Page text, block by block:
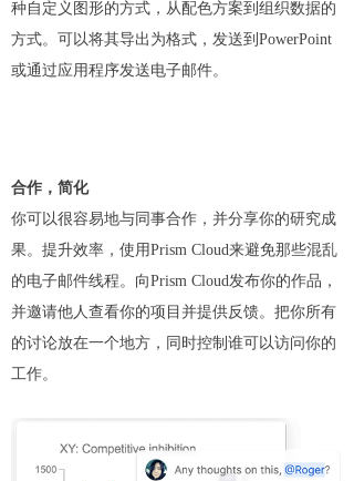
种自定义图形的方式，从配色方案到组织数据的
方式。可以将其导出为格式，发送到PowerPoint
或通过应用程序发送电子邮件。
合作，简化
你可以很容易地与同事合作，并分享你的研究成
果。提升效率，使用Prism Cloud来避免那些混乱
的电子邮件线程。向Prism Cloud发布你的作品，
并邀请他人查看你的项目并提供反馈。把你所有
的讨论放在一个地方，同时控制谁可以访问你的
工作。